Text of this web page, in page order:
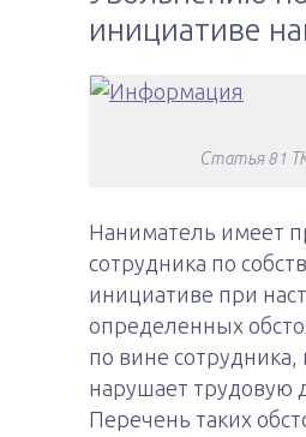
инициативе
Статья 81
Наниматель имеет
сотрудника по
инициативе при
определенных
по вине сотрудника,
нарушает трудовую
Перечень таких